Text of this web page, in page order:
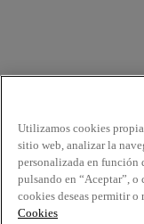
Utilizamos cookies
sitio web, analizar la
personalizada en función
pulsando en “Aceptar”, o
cookies deseas permitir o
Cookies